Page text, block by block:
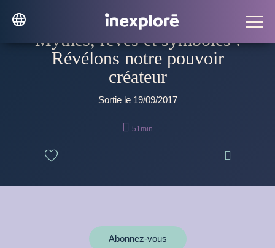
Mythes, rêves et symboles :
Révélons notre pouvoir
créateur
Sortie le 19/09/2017
 51min

Abonnez-vous